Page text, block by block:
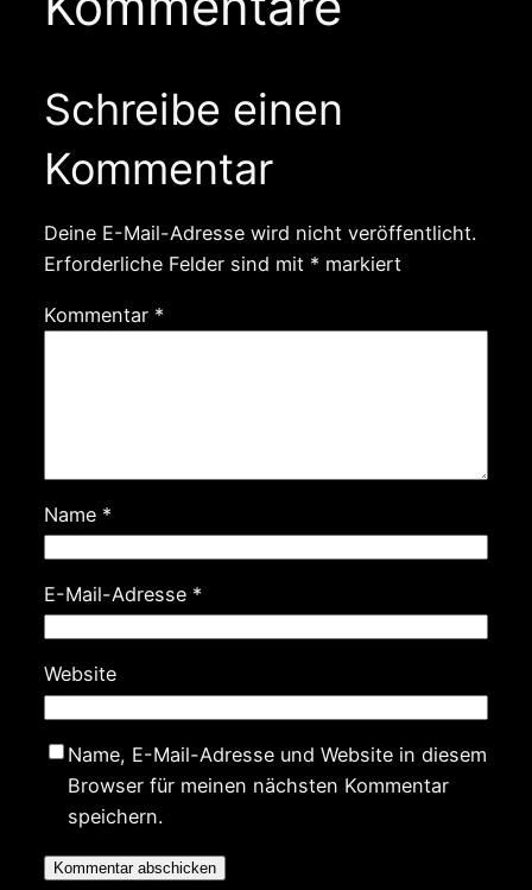
Schreibe einen
Kommentar
Deine E-Mail-Adresse wird nicht veröffentlicht.
Erforderliche Felder sind mit * markiert
Kommentar *
Name *
E-Mail-Adresse *
Website
Name, E-Mail-Adresse und Website in diesem
Browser für meinen nächsten Kommentar
speichern.